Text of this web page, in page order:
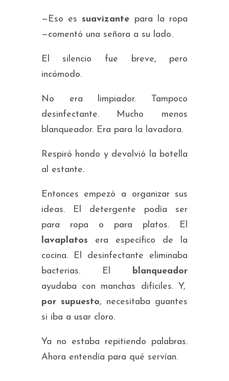
—Eso essuavizante para la ropa
—comentó una señora a su lado.
El silencio fue breve, pero
incómodo.
No era limpiador. Tampoco
desinfectante. Mucho menos
blanqueador. Era para la lavadora.
Respiró hondo y devolvió la botella
al estante.
Entonces empezó a organizar sus
ideas. El detergente podía ser
para ropa o para platos. El
lavaplatos era específico de la
cocina. El desinfectante eliminaba
bacterias. El
blanqueador
ayudaba con manchas difíciles. Y,
por supuesto, necesitaba guantes
si iba a usar cloro.
Ya no estaba repitiendo palabras.
Ahora entendía para qué servían.